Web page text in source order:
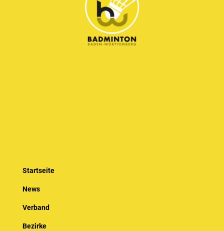
Startseite
News
Verband
Bezirke